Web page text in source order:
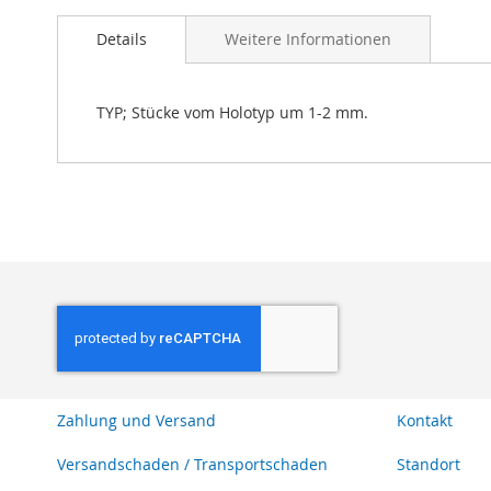
Bildgalerie
springenDetails
TYP; Stücke vom Holotyp um 1-2 mm.
Weitere Informationen
Zahlung und Versand
Versandschaden / Transportschaden
Kontakt
Standort